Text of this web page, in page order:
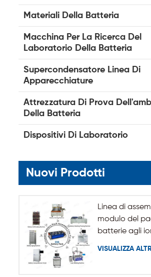
Materiali Della Batteria
Macchina Per La Ricerca Del
Laboratorio Della Batteria
Supercondensatore Linea Di
Apparecchiature
Attrezzatura Di Prova
Della Batteria
Dispositivi Di Laboratorio
Nuovi Prodotti
Linea di
modulo del
batterie agli
VISUALIZZA